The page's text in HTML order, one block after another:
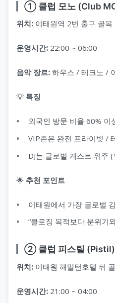
① 클럽 모노 (Club
위치: 이태원역 2번 출구 골목
운영시간: 22:00 ~ 06:00
음악 장르: 하우스 / 테크노 /
💡 특징
외국인 방문 비율 60% 이
VIP존은 완전 프라이빗 /
DJ는 글로벌 게스트 위주
🌟 추천 포인트
이태원에서 가장 글로벌
“클로징 목적보다 분위기
② 클럽 피스틸 (Pistil)
위치: 이태원 해밀턴호텔 뒤
운영시간: 21:00 ~ 04:00